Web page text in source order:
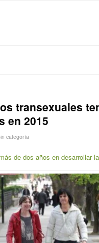
transexuales
en 2015
categoría
de dos años en desarrollar